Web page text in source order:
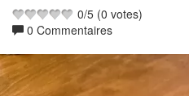
0/5 (0 votes)
0 Commentaires